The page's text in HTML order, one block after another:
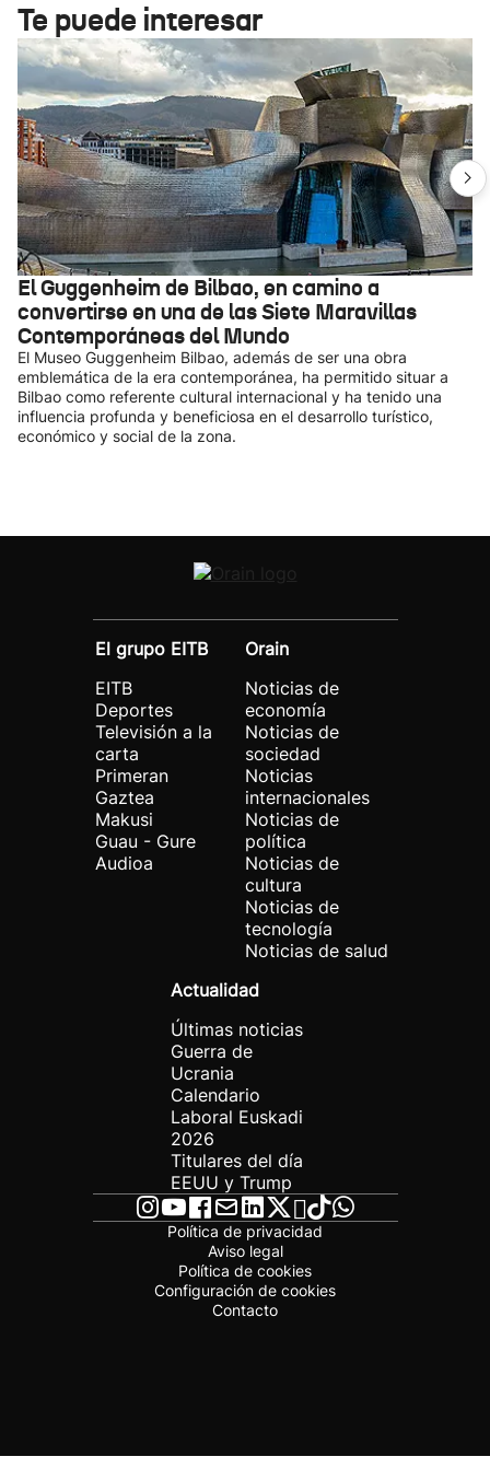
Te puede interesar
El Guggenheim de Bilbao, en camino a
convertirse en una de las Siete Maravillas
Contemporáneas del Mundo
El Museo Guggenheim Bilbao, además de ser una obra
emblemática de la era contemporánea, ha permitido situar a
Bilbao como referente cultural internacional y ha tenido una
influencia profunda y beneficiosa en el desarrollo turístico,
económico y social de la zona.
El grupo EITB
EITB
Deportes
Televisión a la
carta
Primeran
Gaztea
Makusi
Guau - Gure
Audioa
Orain
Noticias de
economía
Noticias de
sociedad
Noticias
internacionales
Noticias de
política
Noticias de
cultura
Noticias de
tecnología
Noticias de salud
Actualidad
Últimas noticias
Guerra de
Ucrania
Calendario
Laboral Euskadi
2026
Titulares del día
EEUU y Trump
Política de privacidad
Aviso legal
Política de cookies
Configuración de cookies
Contacto